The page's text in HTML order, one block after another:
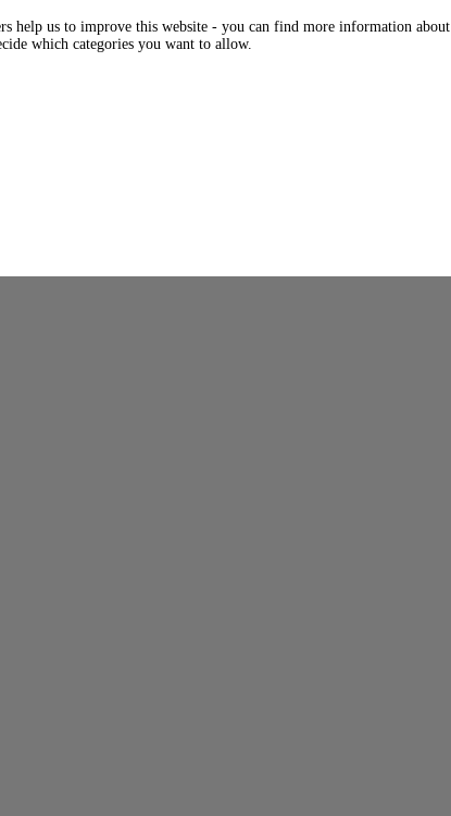
help us to improve this website - you can find more information about
which categories you want to allow.